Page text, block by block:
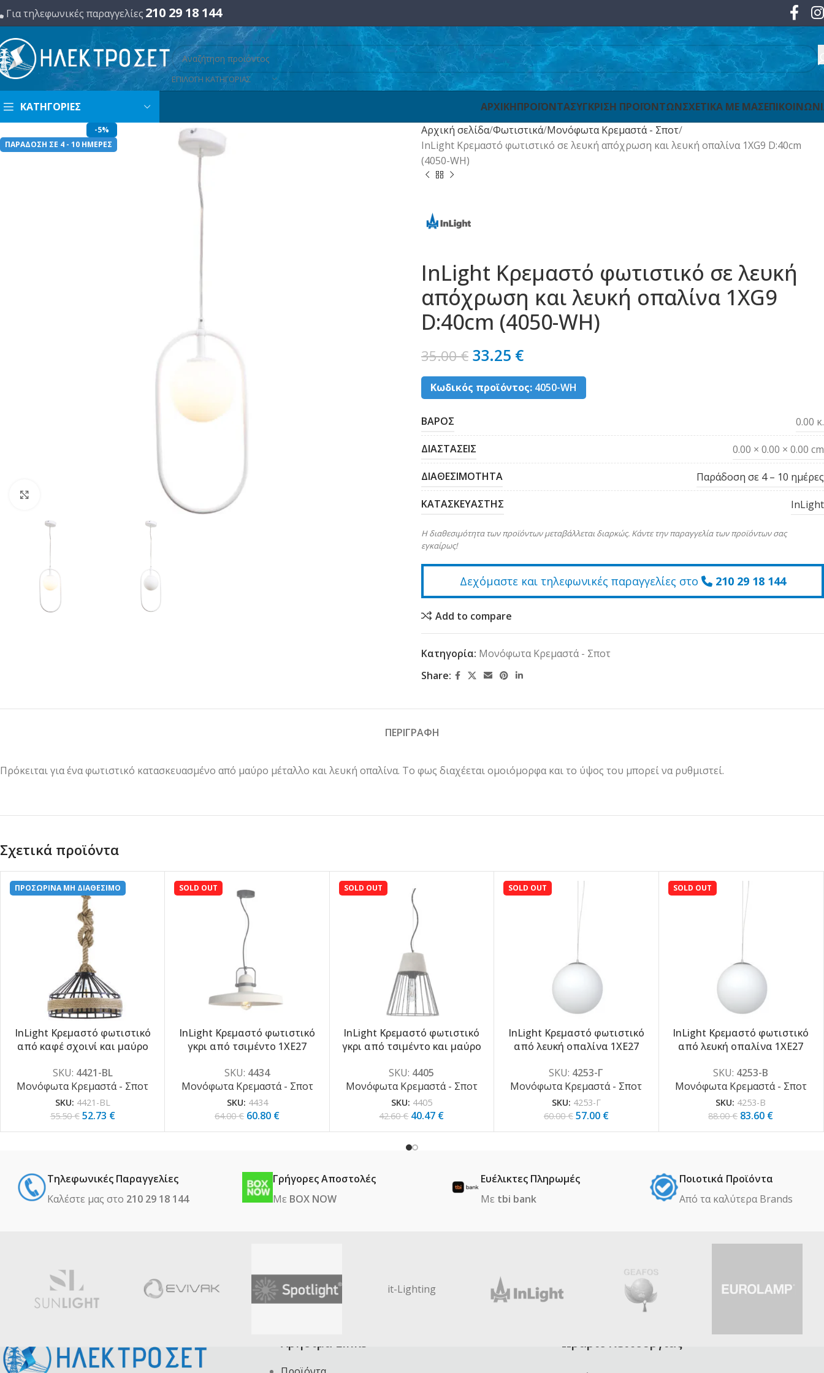
Για τηλεφωνικές παραγγελίες 210 29 18 144
ΕΠΙΛΟΓΗ ΚΑΤΗΓΟΡΙΑΣ
ΚΑΤΗΓΟΡΙΕΣ ΑΡΧΙΚΗΠΡΟΪΟΝΤΑΣΥΓΚΡΙΣΗ ΠΡΟΪΟΝΤΩΝΣΧΕΤΙΚΑ ΜΕ ΜΑΣ
-5%
ΠΑΡΑΔΟΣΗ ΣΕ 4 - 10 ΗΜΕΡΕΣ
Αρχική σελίδα Φωτιστικά Μονόφωτα Κρεμαστά - Σποτ
InLight Κρεμαστό φωτιστικό σε λευκή απόχρωση και λευκή οπαλίνα 1XG9 D:40cm
(4050-WH)
InLight Κρεμαστό φωτιστικό σε λευκή
απόχρωση και λευκή οπαλίνα 1XG9
D:40cm (4050-WH)
35.00€ 33.25 €
Κωδικός προϊόντος: 4050-WH
ΒΑΡΟΣ 0.00 κ.
ΔΙΑΣΤΑΣΕΙΣ 0.00 × 0.00 × 0.00 cm
ΔΙΑΘΕΣΙΜΟΤΗΤΑ Παράδοση σε 4 – 10 ημέρες
ΚΑΤΑΣΚΕΥΑΣΤΗΣ InLight
Η διαθεσιμότητα των προϊόντων μεταβάλλεται διαρκώς. Κάντε την παραγγελία των προϊόντων σας
εγκαίρως!
Δεχόμαστε και τηλεφωνικές παραγγελίες στο 210 29 18 144
Add to compare
Κατηγορία: Μονόφωτα Κρεμαστά - Σποτ
Share:
ΠΕΡΙΓΡΑΦΗ
Πρόκειται για ένα φωτιστικό κατασκευασμένο από μαύρο μέταλλο και λευκή οπαλίνα. Το φως διαχέεται ομοιόμορφα και το ύψος του μπορεί να ρυθμιστεί.
Σχετικά προϊόντα
-5%
ΠΡΟΣΩΡΙΝΑ ΜΗ ΔΙΑΘΕΣΙΜΟ
InLight Κρεμαστό φωτιστικό
από καφέ σχοινί και μαύρο
BL)
SKU: 4421-BL
Μονόφωτα Κρεμαστά - Σποτ
SKU: 4421-BL
55.50€ 52.73 €
-5%
SOLD OUT
InLight Κρεμαστό φωτιστικό
γκρι από τσιμέντο 1XE27
SKU: 4434
Μονόφωτα Κρεμαστά - Σποτ
SKU: 4434
64.00€ 60.80 €
-5%
SOLD OUT
InLight Κρεμαστό φωτιστικό
γκρι από τσιμέντο και μαύρο
SKU: 4405
Μονόφωτα Κρεμαστά - Σποτ
SKU: 4405
42.60€ 40.47 €
-5%
SOLD OUT
InLight Κρεμαστό φωτιστικό
από λευκή οπαλίνα 1XE27
SKU: 4253-Γ
Μονόφωτα Κρεμαστά - Σποτ
SKU: 4253-Γ
60.00€ 57.00 €
-5%
SOLD OUT
InLight Κρεμαστό φωτιστικό
από λευκή οπαλίνα 1XE27
SKU: 4253-Β
Μονόφωτα Κρεμαστά - Σποτ
SKU: 4253-Β
88.00€ 83.60 €
Τηλεφωνικές Παραγγελίες
Καλέστε μας στο 210 29 18 144
Γρήγορες Αποστολές
Με BOX NOW
Ευέλικτες Πληρωμές
Με tbi bank
Ποιοτικά Προϊόντα
Από τα καλύτερα Βrands
it-Lighting
Χρήσιμα Links Ωράριο λειτουργίας